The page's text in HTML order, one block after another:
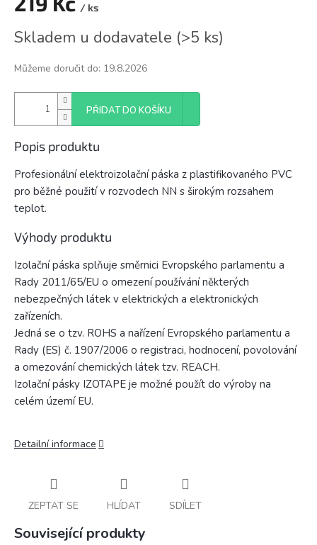
/ ks
cena:
Skladem u dodavatele (>5 ks)
Můžeme doručit do: 19.8.2026
PŘIDAT DO KOŠÍKU
Popis produktu
Profesionální elektroizolační páska z plastifikovaného PVC
pro běžné použití v rozvodech NN s širokým rozsahem
teplot.
Výhody produktu
Izolační páska splňuje směrnici Evropského parlamentu a
Rady 2011/65/EU o omezení používání některých
nebezpečných látek v elektrických a elektronických
zařízeních.
Jedná se o tzv. ROHS a nařízení Evropského parlamentu a
Rady (ES) č. 1907/2006 o registraci, hodnocení, povolování
a omezování chemických látek tzv. REACH.
Izolační pásky IZOTAPE je možné použít do výroby na
celém území EU.
Detailní informace
ZEPTAT SE HLÍDAT SDÍLET
Související produkty